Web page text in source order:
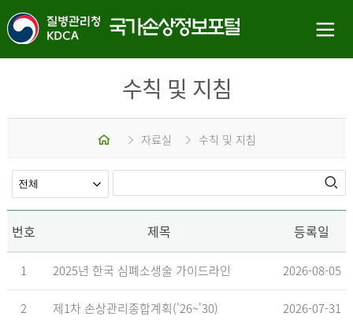
수칙 및 지침
자료실 수칙 및 지침
번호 제목 등록일
1 2025년 한국 심폐소생술 가이드라인 2026-08-05
2 제1차 손상관리종합계획('26~'30) 2026-07-31